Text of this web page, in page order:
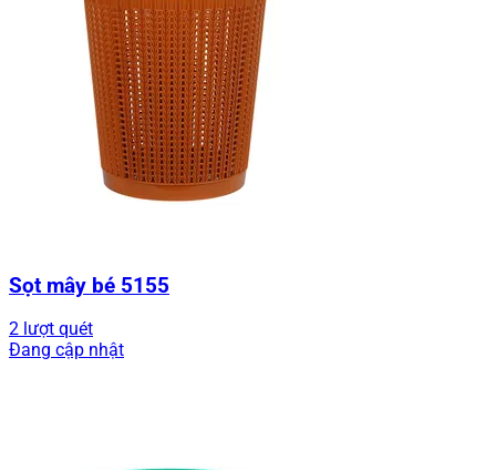
Sọt mây bé 5155
2 lượt quét
Đang cập nhật